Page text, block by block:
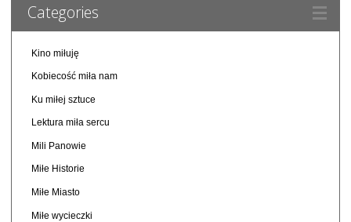
Categories
Kino miłuję
Kobiecość miła nam
Ku miłej sztuce
Lektura miła sercu
Mili Panowie
Miłe Historie
Miłe Miasto
Miłe wycieczki